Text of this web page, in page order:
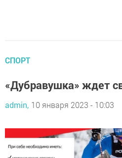
СПОРТ
«Дубравушка» ждет
admin, 10 января 2023 - 10:03